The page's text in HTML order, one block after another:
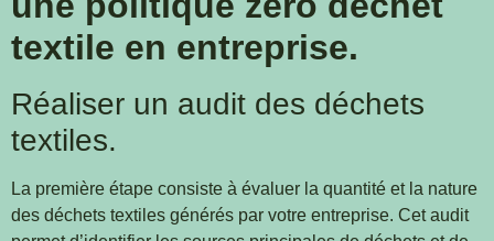
textile en entreprise.
Réaliser un audit des déchets
textiles.
La première étape consiste à évaluer la quantité et la nature
des déchets textiles générés par votre entreprise. Cet audit